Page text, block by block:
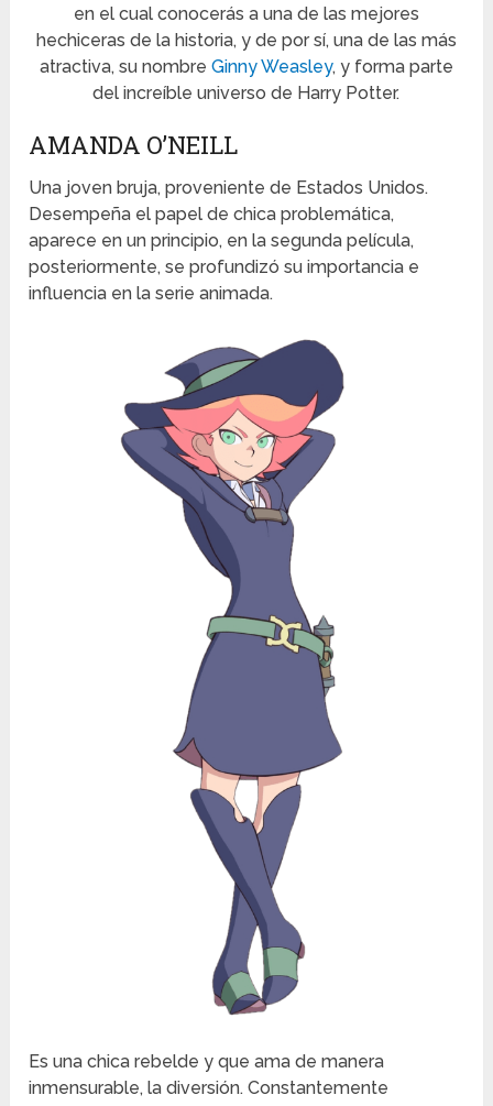
en el cual conocerás a una de las mejores
hechiceras de la historia, y de por sí, una de las más
atractiva, su nombre Ginny Weasley, y forma parte
del increíble universo de Harry Potter.
AMANDA O’NEILL
Una joven bruja, proveniente de Estados Unidos.
Desempeña el papel de chica problemática,
aparece en un principio, en la segunda película,
posteriormente, se profundizó su importancia e
influencia en la serie animada.
Es una chica rebelde y que ama de manera
inmensurable, la diversión. Constantemente